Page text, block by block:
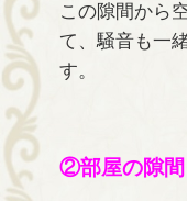
この隙間から
て、騒音も一
す。
②部屋の隙間